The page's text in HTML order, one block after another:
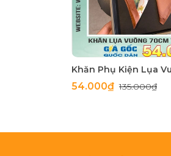
54.000₫135.000₫